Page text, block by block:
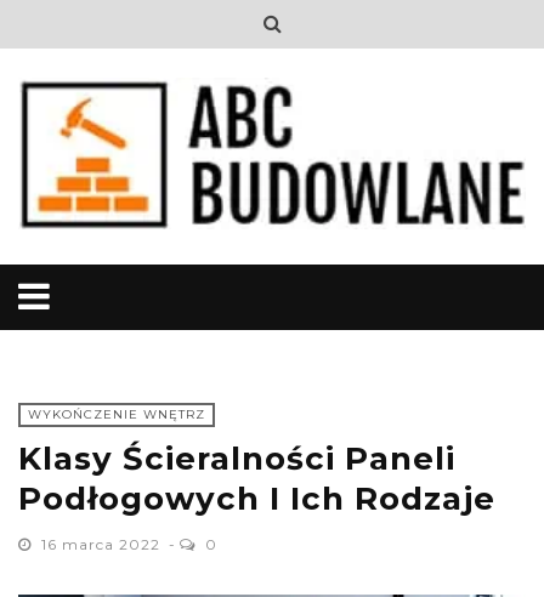
WYKOŃCZENIE WNĘTRZ
Klasy Ścieralności Paneli
Podłogowych I Ich Rodzaje
16 marca 2022 0